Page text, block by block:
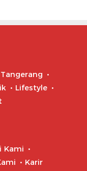
Lifestyle
Kami
Karir